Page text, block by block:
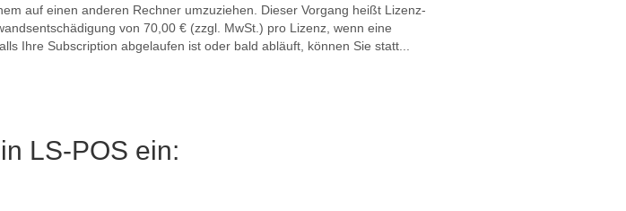
auf einen anderen Rechner umzuziehen. Dieser Vorgang heißt Lizenz-
von 70,00 € (zzgl. MwSt.) pro Lizenz, wenn eine
Ihre Subscription abgelaufen ist oder bald abläuft, können Sie statt...
LS-POS ein: